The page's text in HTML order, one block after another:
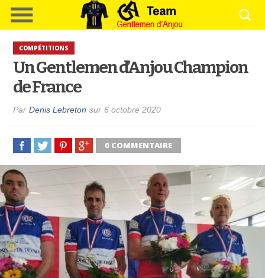
COMPÉTITIONS
Un Gentlemen d’Anjou Champion
de France
Par Denis Lebreton sur 6 octobre 2020
0 COMMENTAIRE